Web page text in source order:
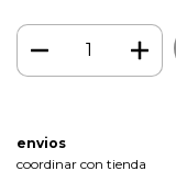
envios
coordinar con tienda